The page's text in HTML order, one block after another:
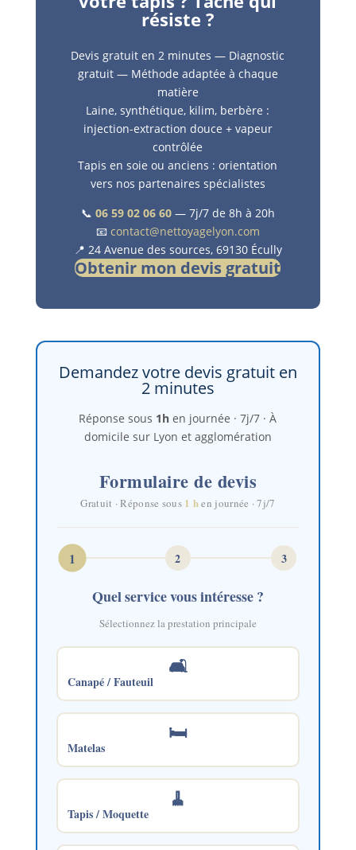
résiste ?
Devis gratuit en 2 minutes — Diagnostic
gratuit — Méthode adaptée à chaque
matière
Laine, synthétique, kilim, berbère :
injection-extraction douce + vapeur
contrôlée
Tapis en soie ou anciens : orientation
vers nos partenaires spécialistes
📞 06 59 02 06 60— 7j/7 de 8h à 20h
📧 contact@nettoyagelyon.com
📍 24 Avenue des sources, 69130 Écully
Obtenir mon devis gratuit
Demandez votre devis gratuit en
2 minutes
Réponse sous 1h en journée · 7j/7 · À
domicile sur Lyon et agglomération
Formulaire de devis
Gratuit · Réponse sous 1 hen journée · 7j/7
1 2 3
Quel service vous intéresse ?
Sélectionnez la prestation principale
🛋️
Canapé / Fauteuil
🛏️
Matelas
🧹
Tapis / Moquette